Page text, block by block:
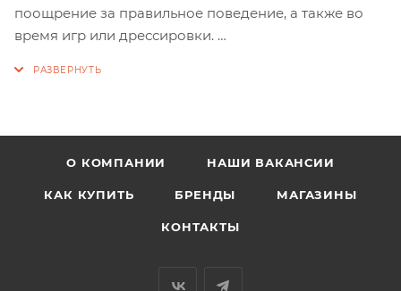
поощрение за правильное поведение, а также во
время игр или дрессировки.
О КОМПАНИИ НАШИ ВАКАНСИИ
КАК КУПИТЬ БРЕНДЫ МАГАЗИНЫ
КОНТАКТЫ